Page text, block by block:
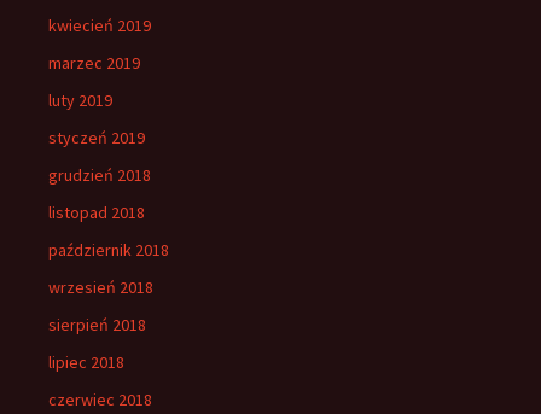
kwiecień 2019
marzec 2019
luty 2019
styczeń 2019
grudzień 2018
listopad 2018
październik 2018
wrzesień 2018
sierpień 2018
lipiec 2018
czerwiec 2018